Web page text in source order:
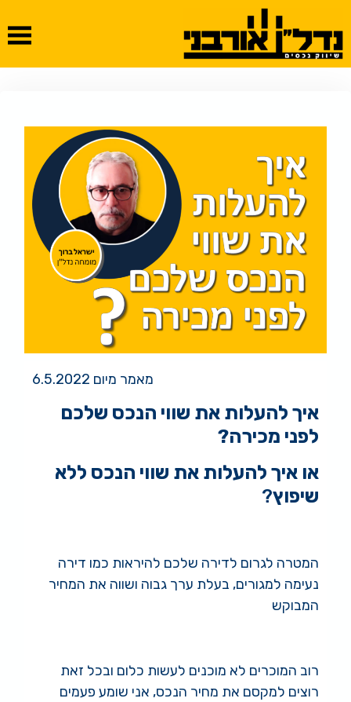
מאמר מיום 6.5.2022
איך להעלות את שווי הנכס שלכם
לפני מכירה?
או איך להעלות את שווי הנכס ללא
שיפוץ?
המטרה לגרום לדירה שלכם להיראות כמו דירה
נעימה למגורים, בעלת ערך גבוה ושווה את המחיר
המבוקש
רוב המוכרים לא מוכנים לעשות כלום ובכל זאת
רוצים למקסם את מחיר הנכס, אני שומע פעמים